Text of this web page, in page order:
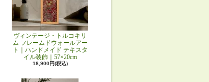
ヴィンテージ・トルコキリ
ム フレームドウォールアー
ト｜ハンドメイド テキスタ
イル装飾｜57×20cm
18,900円(税込)